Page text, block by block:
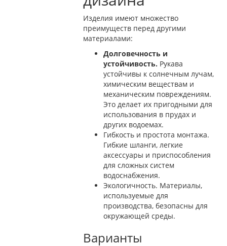
Изделия имеют множество
преимуществ перед другими
материалами:
Долговечность и
устойчивость. Рукава
устойчивы к солнечным лучам,
химическим веществам и
механическим повреждениям.
Это делает их пригодными для
использования в прудах и
других водоемах.
Гибкость и простота монтажа.
Гибкие шланги, легкие
аксессуары и приспособления
для сложных систем
водоснабжения.
Экологичность. Материалы,
используемые для
производства, безопасны для
окружающей среды.
Варианты